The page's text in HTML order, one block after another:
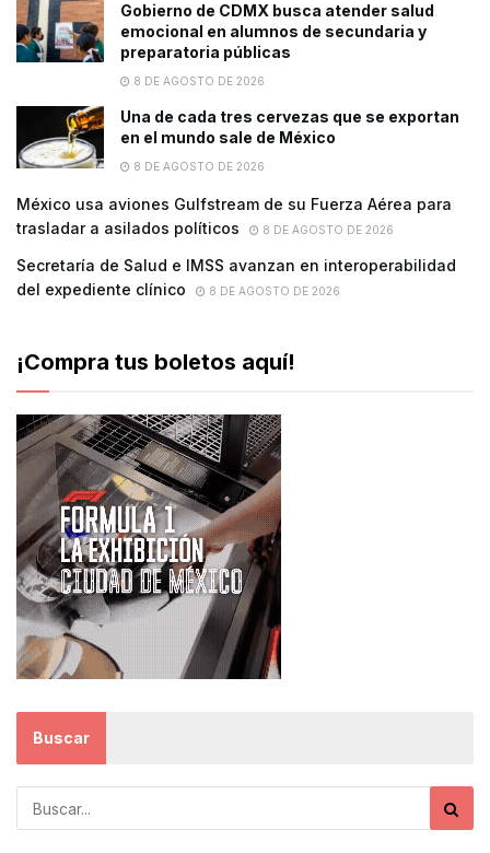
Gobierno de CDMX busca atender salud
emocional en alumnos de secundaria y
preparatoria públicas
8 DE AGOSTO DE 2026
Una de cada tres cervezas que se exportan
en el mundo sale de México
8 DE AGOSTO DE 2026
México usa aviones Gulfstream de su Fuerza Aérea para
trasladar a asilados políticos
8 DE AGOSTO DE 2026
Secretaría de Salud e IMSS avanzan en interoperabilidad
del expediente clínico
8 DE AGOSTO DE 2026
¡Compra tus boletos aquí!
Buscar